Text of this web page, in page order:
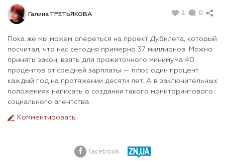
Галина ТРЕТЬЯКОВА 2 0
Пока же мы можем опереться на проект Дубилета, который
посчитал, что нас сегодня примерно 37 миллионов. Можно
принять закон, взять для прожиточного минимума 40
процентов от средней зарплаты — плюс один процент
каждый год на протяжении десяти лет. А в заключительных
положениях написать о создании такого мониторингового
социального агентства
Комментировать
facebook